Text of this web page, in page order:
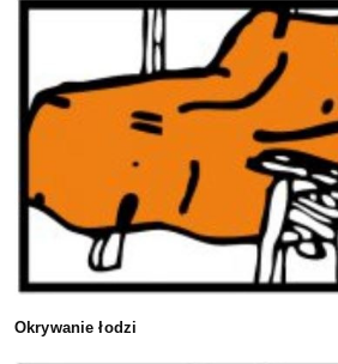
Okrywanie łodzi